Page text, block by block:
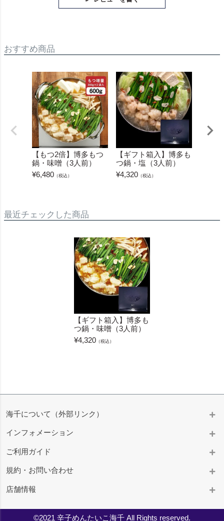
おすすめ商品
【もつ2倍】博多もつ
鍋・味噌（3人前）
¥6,480 （税込）
【ギフト箱入】博多も
つ鍋・塩（3人前）
¥4,320 （税込）
最近チェックした商品
【ギフト箱入】博多も
つ鍋・味噌（3人前）
¥4,320 （税込）
海千について（外部リンク）
インフォメーション
ご利用ガイド
規約・お問い合わせ
店舗情報
©2021 辛子めんたいこ海千 All Rights reserved.